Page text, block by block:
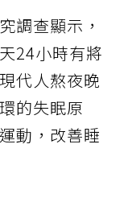
調查顯示，
24小時有將
代人熬夜晚
的失眠原
動，改善睡